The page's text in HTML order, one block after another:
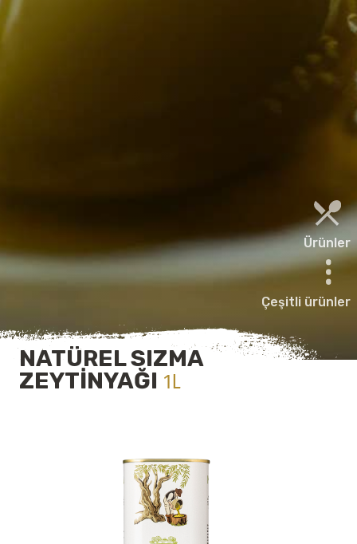
Ürünler
Çeşitli ürünler
NATÜREL SIZMA
ZEYTINYAĞI 1L